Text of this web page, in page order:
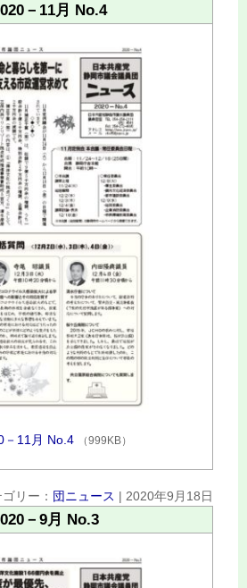
－11月 No.4
－11月 No.4 （999KB）
リー： 団ニュース | 2020年9月18日
－9月 No.3